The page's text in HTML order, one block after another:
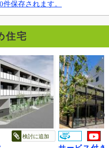
保存されます。
住宅
検討に追加